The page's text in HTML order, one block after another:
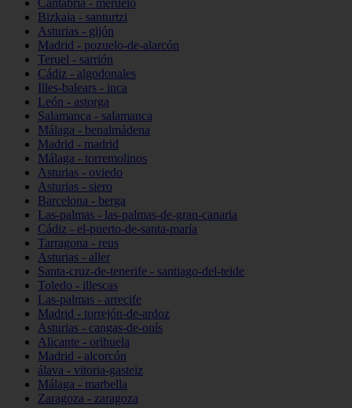
Cantabria - meruelo
Bizkaia - santurtzi
Asturias - gijón
Madrid - pozuelo-de-alarcón
Teruel - sarrión
Cádiz - algodonales
Illes-balears - inca
León - astorga
Salamanca - salamanca
Málaga - benalmádena
Madrid - madrid
Málaga - torremolinos
Asturias - oviedo
Asturias - siero
Barcelona - berga
Las-palmas - las-palmas-de-gran-canaria
Cádiz - el-puerto-de-santa-maría
Tarragona - reus
Asturias - aller
Santa-cruz-de-tenerife - santiago-del-teide
Toledo - illescas
Las-palmas - arrecife
Madrid - torrejón-de-ardoz
Asturias - cangas-de-onís
Alicante - orihuela
Madrid - alcorcón
álava - vitoria-gasteiz
Málaga - marbella
Zaragoza - zaragoza